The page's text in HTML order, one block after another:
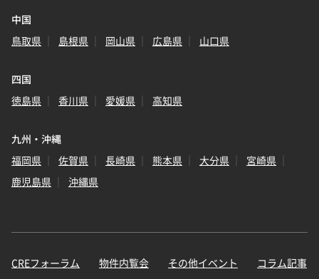
中国
鳥取県
島根県 岡山県 広島県 山口県
四国
徳島県
香川県 愛媛県 高知県
九州・沖縄
福岡県
佐賀県 長崎県 熊本県 大分県
宮崎県
鹿児島県
沖縄県
CREフォーラム 物件内覧会 その他イベント コラム記事